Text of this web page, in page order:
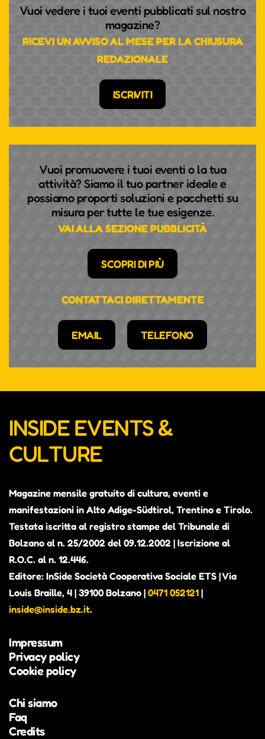
Vuoi vedere i tuoi eventi pubblicati sul nostro
magazine?
RICEVI UN AVVISO AL MESE PER LA CHIUSURA
REDAZIONALE
ISCRIVITI
Vuoi promuovere i tuoi eventi o la tua
attività? Siamo il tuo partner ideale e
possiamo proporti soluzioni e pacchetti su
misura per tutte le tue esigenze.
VAI ALLA SEZIONE PUBBLICITÀ
SCOPRI DI PIÙ
CONTATTACI DIRETTAMENTE
EMAIL TELEFONO
INSIDE EVENTS &
CULTURE
Magazine mensile gratuito di cultura, eventi e
manifestazioni in Alto Adige-Südtirol, Trentino e Tirolo.
Testata iscritta al registro stampe del Tribunale di
Bolzano al n. 25/2002 del 09.12.2002 | Iscrizione al
R.O.C. al n. 12.446.
Editore: InSide Società Cooperativa Sociale ETS | Via
Louis Braille, 4 | 39100 Bolzano | 0471 052121 |
inside@inside.bz.it.
Impressum
Privacy policy
Cookie policy
Chi siamo
Faq
Credits